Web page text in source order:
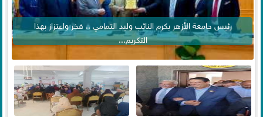
رئيس جامعة الأزهر يكرم النائب وليد التمامي .. فخر واعتزاز بهذا
التكريم...